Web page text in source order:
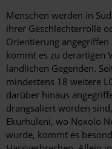
Menschen werden in
ihrer Geschlechterrolle
Orientierung
kommt es zu derartigen
ländlichen Gegenden.
mindestens 18 weitere
darüber hinaus
drangsaliert worden
Ekurhuleni, wo Noxolo
wurde, kommt es